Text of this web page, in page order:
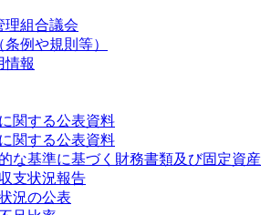
理組合議会
例や規則等）
情報
関する公表資料
関する公表資料
な基準に基づく財務書類及び固定資
支状況報告
況の公表